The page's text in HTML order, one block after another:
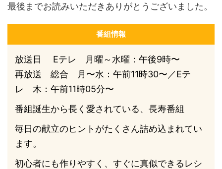
最後までお読みいただきありがとうございました。
番組情報
放送日 Eテレ 月曜～水曜：午後9時〜
再放送 総合 月〜水：午前11時30〜／Eテ
レ 木：午前11時05分〜
番組誕生から長く愛されている、長寿番組
毎日の献立のヒントがたくさん詰め込まれてい
ます。
初心者にも作りやすく、すぐに真似できるレシ